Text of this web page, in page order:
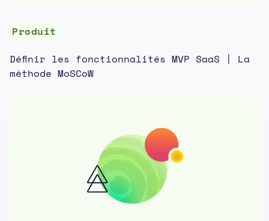
Produit
Définir les fonctionnalités MVP SaaS | La
méthode MoSCoW